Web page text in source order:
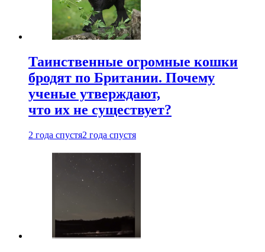
Таинственные огромные кошки
бродят по Британии. Почему
ученые утверждают,
что их не существует?
2 года спустя2 года спустя